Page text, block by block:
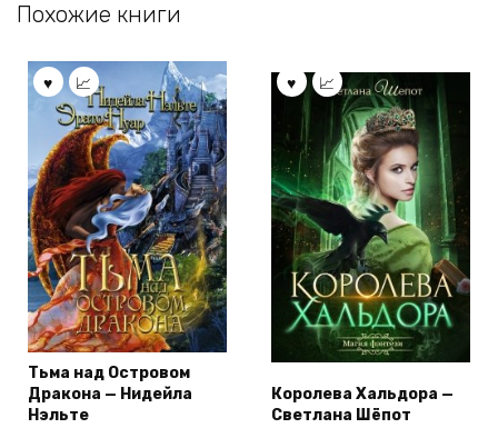
Похожие книги
Тьма над Островом
Дракона — Нидейла
Нэльте
Королева Хальдора —
Светлана Шёпот